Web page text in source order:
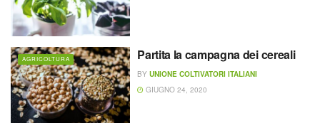
AGRICOLTURA Partita la campagna dei cereali
BY UNIONE COLTIVATORI ITALIANI
GIUGNO 24, 2020